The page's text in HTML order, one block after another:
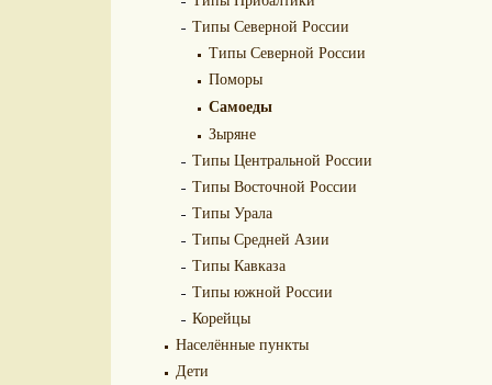
Типы Северной России
Типы Северной России
Поморы
Самоеды
Зыряне
Типы Центральной России
Типы Восточной России
Типы Урала
Типы Средней Азии
Типы Кавказа
Типы южной России
Корейцы
Населённые пункты
Дети